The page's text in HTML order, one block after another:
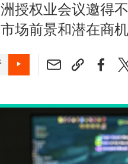
授权业会议邀得
场前景和潜在商机